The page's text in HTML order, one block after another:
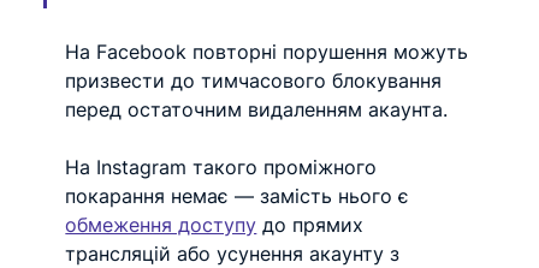
На Facebook повторні порушення можуть
призвести до тимчасового блокування
перед остаточним видаленням акаунта.
На Instagram такого проміжного
покарання немає — замість нього є
обмеження доступу до прямих
трансляцій або усунення акаунту з